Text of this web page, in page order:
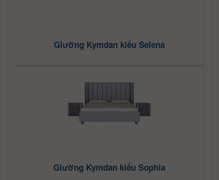
Giường Kymdan kiểu Selena
Giường Kymdan kiểu Sophia